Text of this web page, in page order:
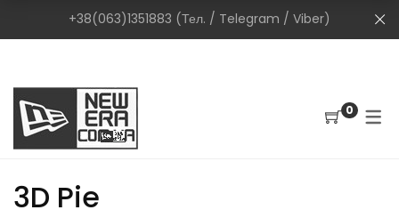
+38(063)1351883 (Тел. / Telegram / Viber)
0
3D Pie